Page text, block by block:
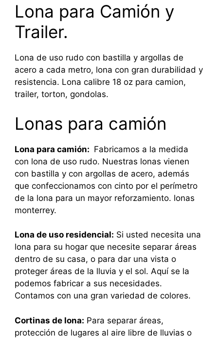
Lona para Camión y
Trailer.
Lona de uso rudo con bastilla y argollas de
acero a cada metro, lona con gran durabilidad y
resistencia. Lona calibre 18 oz para camion,
trailer, torton, gondolas.
Lonas para camión
Lona para camión: Fabricamos a la medida
con lona de uso rudo. Nuestras lonas vienen
con bastilla y con argollas de acero, además
que confeccionamos con cinto por el perímetro
de la lona para un mayor reforzamiento. lonas
monterrey.
Lona de uso residencial: Si usted necesita una
lona para su hogar que necesite separar áreas
dentro de su casa, o para dar una vista o
proteger áreas de la lluvia y el sol. Aquí se la
podemos fabricar a sus necesidades.
Contamos con una gran variedad de colores.
Cortinas de lona: Para separar áreas,
protección de lugares al aire libre de lluvias o